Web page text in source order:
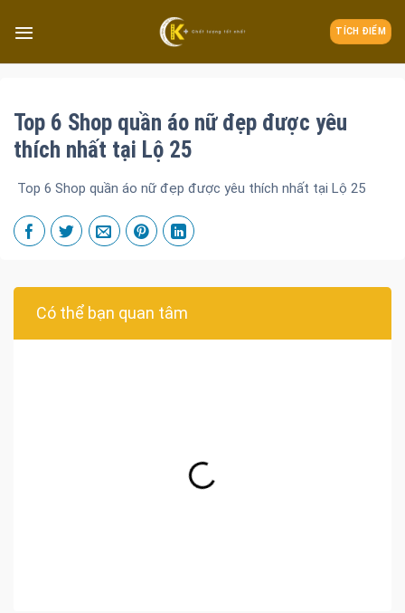
TÍCH ĐIỂM
Top 6 Shop quần áo nữ đẹp được yêu
thích nhất tại Lộ 25
Top 6 Shop quần áo nữ đẹp được yêu thích nhất tại Lộ 25
Có thể bạn quan tâm